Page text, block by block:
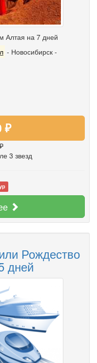
Алтая на 7 дней
- Новосибирск-
₽
3 звезд
Рождество
дней